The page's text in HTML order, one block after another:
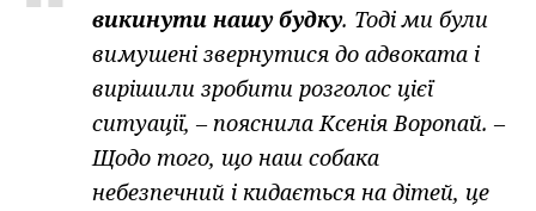
викинути нашу будку. Тоді ми були
вимушені звернутися до адвоката і
вирішили зробити розголос цієї
ситуації, – пояснила Ксенія Воропай. –
Щодо того, що наш собака
небезпечний і кидається на дітей, це